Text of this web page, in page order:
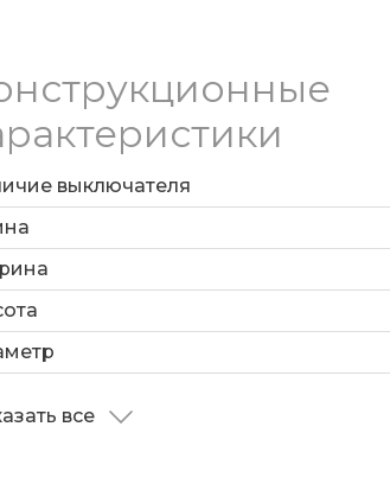
выключателя
все